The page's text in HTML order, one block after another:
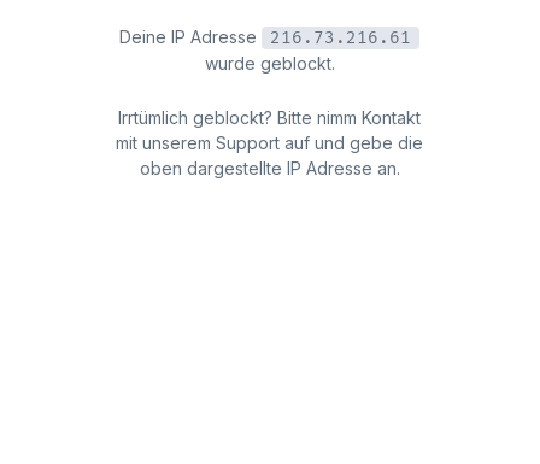
Deine IP Adresse
216.73.216.61
wurde geblockt.
Irrtümlich geblockt? Bitte nimm Kontakt
mit unserem Support auf und gebe die
oben dargestellte IP Adresse an.